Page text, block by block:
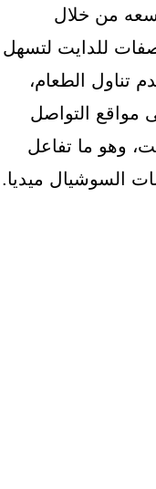
من خلال
للدايت لتسهل
تناول الطعام،
مواقع التواصل
وهو ما تفاعل